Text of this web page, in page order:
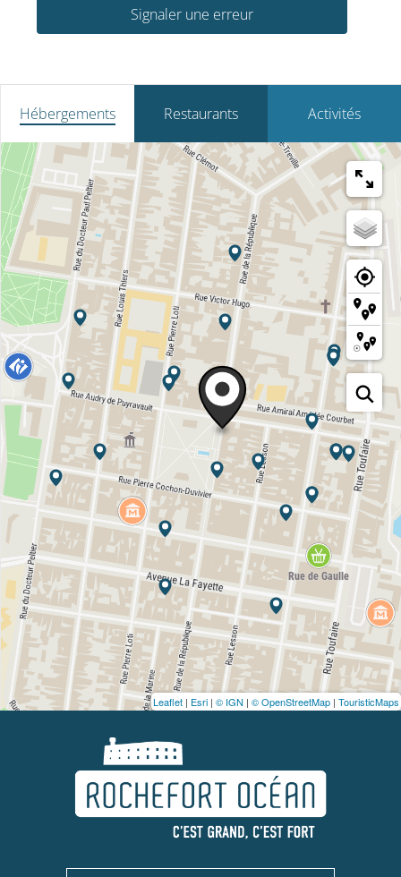
Signaler une erreur
Hébergements Restaurants Activités
Leaflet | Esri | © IGN | © OpenStreetMap | TouristicMaps